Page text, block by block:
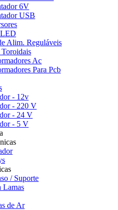
6V
USB
Alim. Reguláveis
Ac
Para Pcb
- 12v
- 220 V
- 24 V
- 5 V
/ Suporte
Lamas
de Ar